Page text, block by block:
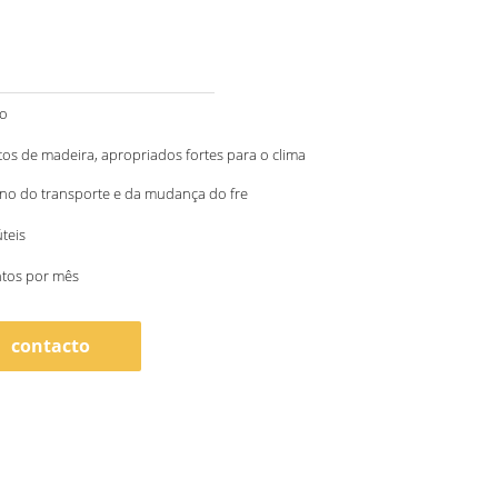
de madeira, apropriados fortes para o clima
do transporte e da mudança do fre
por mês
contacto